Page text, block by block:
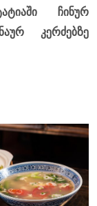
ჩინურ
კერძებზე